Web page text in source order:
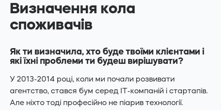
Визначення кола
споживачів
Як ти визначила, хто буде твоїми клієнтами і
які їхні проблеми ти будеш вирішувати?
У 2013-2014 році, коли ми почали розвивати
агентство, стався бум серед IT-компаній і стартапів.
Але ніхто тоді професійно не піарив технології.